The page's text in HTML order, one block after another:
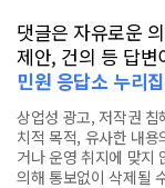
댓글은 자유로운
제안, 건의 등 답
민원 응답소 누리
상업성 광고, 저작권
치적 목적, 유사한 내
거나 운영 취지에 맞지
의해 통보없이 삭제될